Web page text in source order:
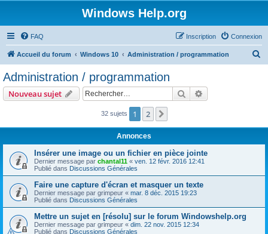
Windows Help.org
FAQ Connexion
Inscription
Accueil du forum Windows 10 Administration / programmation
Administration / programmation
Nouveau sujet Rechercher
32 sujets 1 2
Annonces
Insérer une image ou un fichier en pièce jointe
Dernier message par chantal11 « ven. 12 févr. 2016 12:41
Publié dans Discussions Générales
Faire une capture d'écran et masquer un texte
Dernier message par grimpeur « mar. 8 déc. 2015 19:23
Publié dans Discussions Générales
Mettre un sujet en [résolu] sur le forum Windowshelp.org
Dernier message par grimpeur « dim. 22 nov. 2015 12:34
Publié dans Discussions Générales